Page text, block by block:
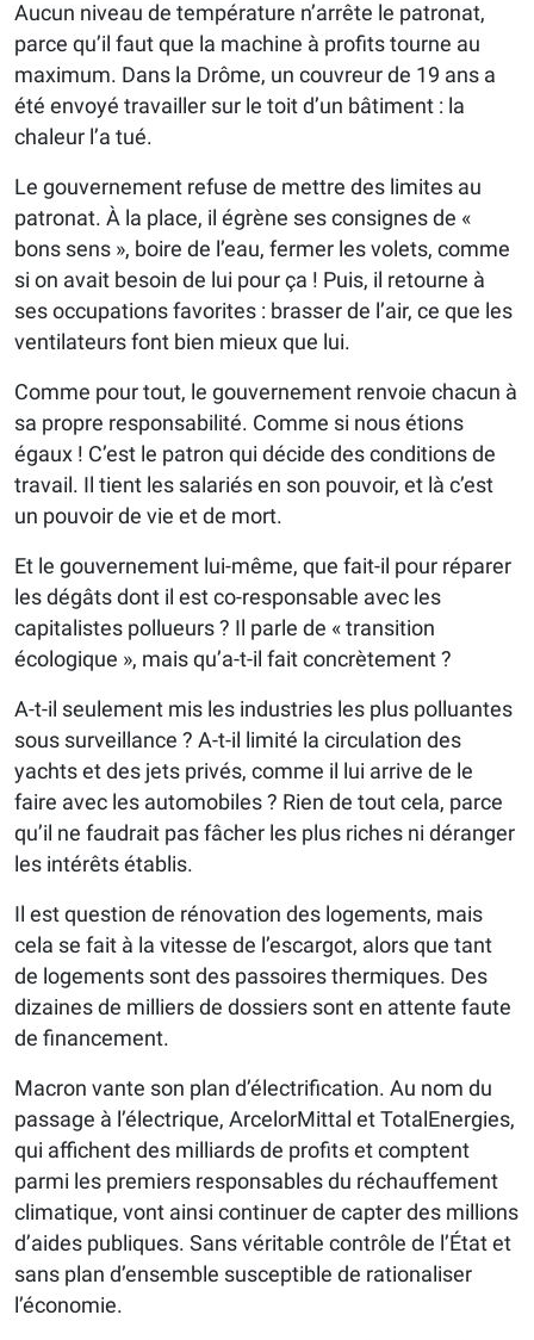
Aucun niveau de température n’arrête le patronat,
parce qu’il faut que la machine à profits tourne au
maximum. Dans la Drôme, un couvreur de 19 ans a
été envoyé travailler sur le toit d’un bâtiment : la
chaleur l’a tué.
Le gouvernement refuse de mettre des limites au
patronat. À la place, il égrène ses consignes de «
bons sens », boire de l’eau, fermer les volets, comme
si on avait besoin de lui pour ça ! Puis, il retourne à
ses occupations favorites : brasser de l’air, ce que les
ventilateurs font bien mieux que lui.
Comme pour tout, le gouvernement renvoie chacun à
sa propre responsabilité. Comme si nous étions
égaux ! C’est le patron qui décide des conditions de
travail. Il tient les salariés en son pouvoir, et là c’est
un pouvoir de vie et de mort.
Et le gouvernement lui-même, que fait-il pour réparer
les dégâts dont il est co-responsable avec les
capitalistes pollueurs ? Il parle de « transition
écologique », mais qu’a-t-il fait concrètement ?
A-t-il seulement mis les industries les plus polluantes
sous surveillance ? A-t-il limité la circulation des
yachts et des jets privés, comme il lui arrive de le
faire avec les automobiles ? Rien de tout cela, parce
qu’il ne faudrait pas fâcher les plus riches ni déranger
les intérêts établis.
Il est question de rénovation des logements, mais
cela se fait à la vitesse de l’escargot, alors que tant
de logements sont des passoires thermiques. Des
dizaines de milliers de dossiers sont en attente faute
de financement.
Macron vante son plan d’électrification. Au nom du
passage à l’électrique, ArcelorMittal et TotalEnergies,
qui affichent des milliards de profits et comptent
parmi les premiers responsables du réchauffement
climatique, vont ainsi continuer de capter des millions
d’aides publiques. Sans véritable contrôle de l’État et
sans plan d’ensemble susceptible de rationaliser
l’économie.